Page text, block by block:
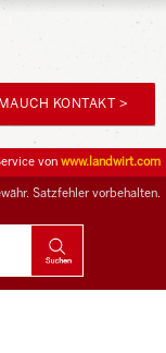
MAUCH KONTAKT >
Satzfehler vorbehalten.
von www.landwirt.com